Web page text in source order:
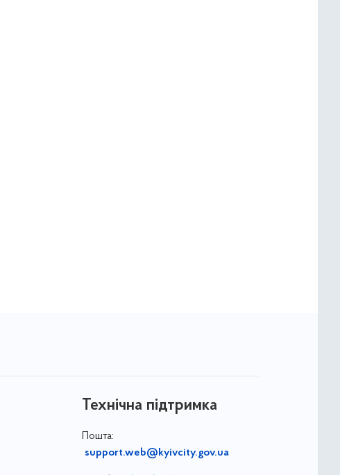
Технічна підтримка
Пошта:
support.web@kyivcity.gov.ua